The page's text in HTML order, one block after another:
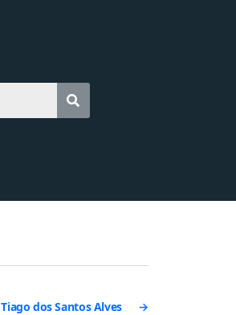
→
Tiago dos Santos Alves